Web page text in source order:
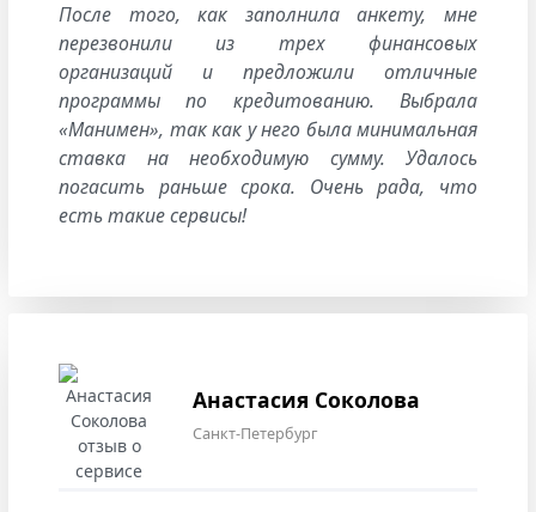
После того, как заполнила анкету, мне
перезвонили из трех финансовых
организаций и предложили отличные
программы по кредитованию. Выбрала
«Манимен», так как у него была минимальная
ставка на необходимую сумму. Удалось
погасить раньше срока. Очень рада, что
есть такие сервисы!
Анастасия Соколова
Санкт-Петербург